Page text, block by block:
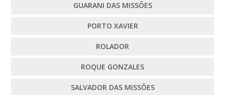
GUARANI DAS MISSÕES
PORTO XAVIER
ROLADOR
ROQUE GONZALES
SALVADOR DAS MISSÕES